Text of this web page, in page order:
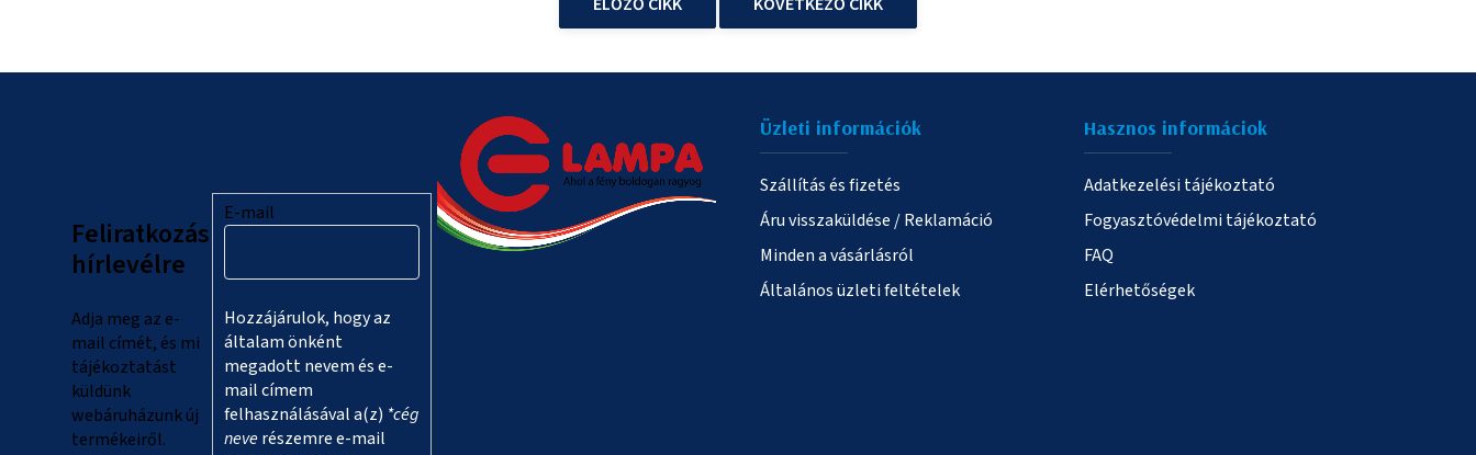
Feliratkozás
hírlevélre
Adja meg az e-
mail címét, és mi
tájékoztatást
küldünk
webáruházunk új
termékeiről.
E-mail
Hozzájárulok, hogy az
általam önként
megadott nevem és e-
mail címem
felhasználásával a(z) *cég
neverészemre e-mail
Üzleti információk
Szállítás és fizetés
Áru visszaküldése / Reklamáció
Minden a vásárlásról
Általános üzleti feltételek
Hasznos informáciok
Adatkezelési tájékoztató
Fogyasztóvédelmi tájékoztató
FAQ
Elérhetőségek